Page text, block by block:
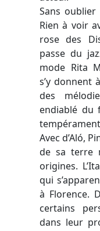
Sans
Rien à voir
rose des
passe du
mode Rita
s’y donnent
des
endiablé du
Avec d’Aló,
de sa terre
origines.
qui
à Florence.
certains
dans leur